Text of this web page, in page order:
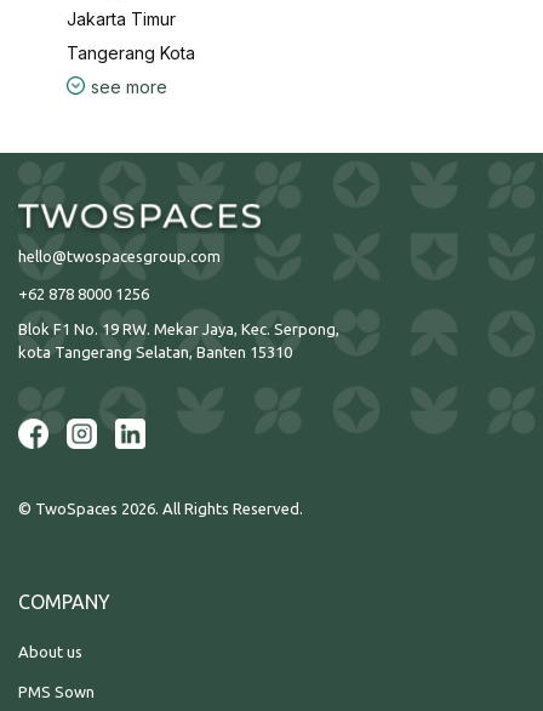
Jakarta Timur
Tangerang Kota
see more
hello@twospacesgroup.com
+62 878 8000 1256
Blok F1 No. 19 RW. Mekar Jaya, Kec. Serpong,
kota Tangerang Selatan, Banten 15310
© TwoSpaces 2026. All Rights Reserved.
COMPANY
About us
PMS Sown